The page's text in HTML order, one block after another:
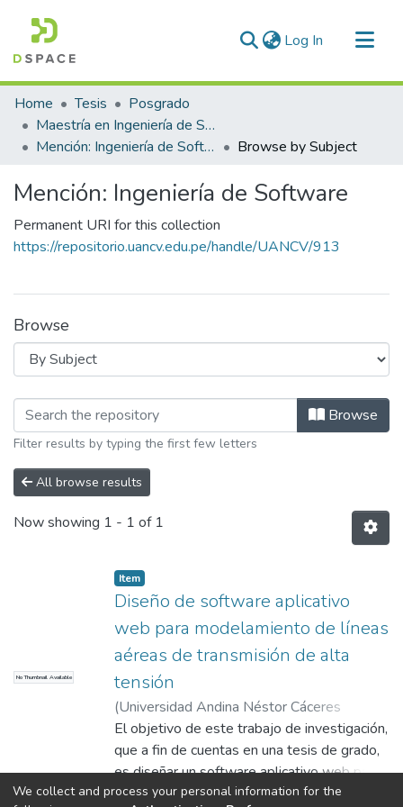
Log In (current)
Communities & Collections
All of DSpace
Home Tesis
Posgrado
Maestría en Ingeniería de Sistemas
Mención: Ingeniería de Software
Browse by Subject
Mención: Ingeniería de Software
Permanent URI for this collection
https://repositorio.uancv.edu.pe/handle/UANCV/913
Browse
Browsing Mención: Ingeniería de
Browse
Filter results by typing the first few letters
All browse results
Now showing 1 - 1 of 1
No Thumbnail Available
Item
Diseño de software aplicativo
web para modelamiento de líneas
aéreas de transmisión de alta
tensión
(Universidad Andina Néstor Cáceres
Velásquez, 2024)Lizarraga Armaza, Walter
Jacinto;Rodríguez San Román, Carlos
Manuel;Universidad Andina Néstor Cáceres
Velásquez
El objetivo de este trabajo de investigación,
que a fin de cuentas en una tesis de grado,
es diseñar un software aplicativo web para
el modelamiento de líneas aéreas de
Show more
We collect and process your personal information for the